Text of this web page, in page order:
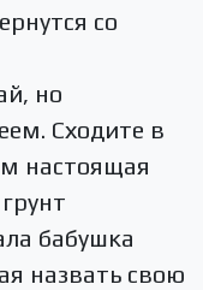
со
но
Сходите в
настоящая
бабушка
назвать свою